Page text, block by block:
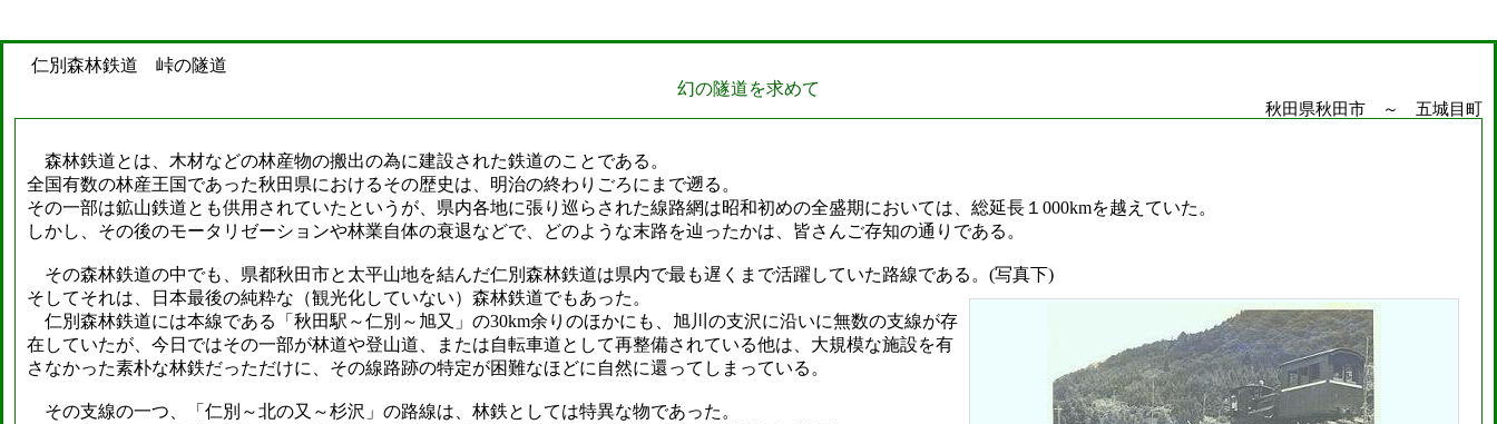
仁別森林鉄道 峠の隧道
幻の隧道を求めて
秋田県秋田市 ～ 五城目町
森林鉄道とは、木材などの林産物の搬出の為に建設された鉄道のことである。
全国有数の林産王国であった秋田県におけるその歴史は、明治の終わりごろにまで遡る。
その一部は鉱山鉄道とも供用されていたというが、県内各地に張り巡らされた線路網は昭和初めの全盛期においては、総延長１000kmを越えていた。
しかし、その後のモータリゼーションや林業自体の衰退などで、どのような末路を辿ったかは、皆さんご存知の通りである。
その森林鉄道の中でも、県都秋田市と太平山地を結んだ仁別森林鉄道は県内で最も遅くまで活躍していた路線である。(写真下)
そしてそれは、日本最後の純粋な（観光化していない）森林鉄道でもあった。
仁別森林鉄道には本線である「秋田駅～仁別～旭又」の30km余りのほかにも、旭川の支沢に沿いに無数の支線が存
在していたが、今日ではその一部が林道や登山道、または自転車道として再整備されている他は、大規模な施設を有
さなかった素朴な林鉄だっただけに、その線路跡の特定が困難なほどに自然に還ってしまっている。
その支線の一つ、「仁別～北の又～杉沢」の路線は、林鉄としては特異な物であった。